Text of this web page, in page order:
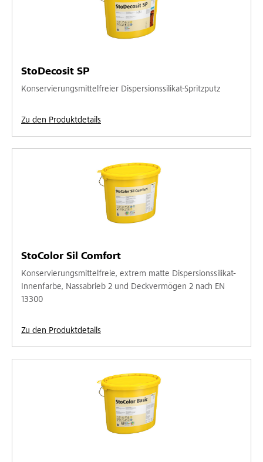
StoDecosit SP
Konservierungsmittelfreier Dispersionssilikat-Spritzputz
Zu den Produktdetails
StoColor Sil Comfort
Konservierungsmittelfreie, extrem matte Dispersionssilikat-
Innenfarbe, Nassabrieb 2 und Deckvermögen 2 nach EN
13300
Zu den Produktdetails